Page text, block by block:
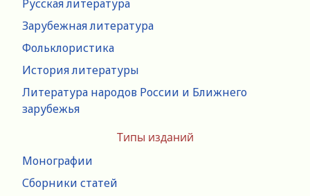
Русская литература
Зарубежная литература
Фольклористика
История литературы
Литература народов России и Ближнего
зарубежья
Типы изданий
Монографии
Сборники статей